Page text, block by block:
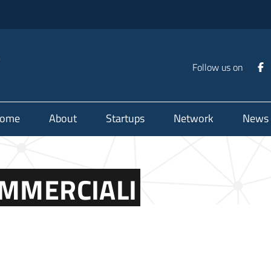
Follow us on
About Startups Network News